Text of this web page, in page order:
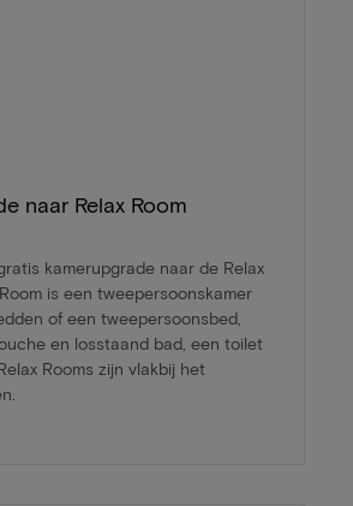
naar Relax Room
kamerupgrade naar de Relax
is een tweepersoonskamer
of een tweepersoonsbed,
en losstaand bad, een toilet
Rooms zijn vlakbij het